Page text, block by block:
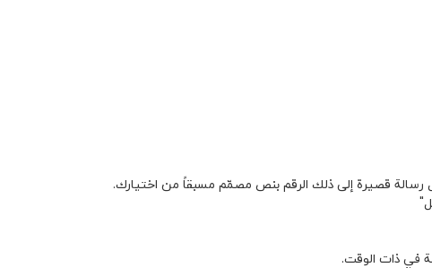
رسالة قصيرة إلى ذلك الرقم بنص مصمّم مسبقاً من اختيارك.